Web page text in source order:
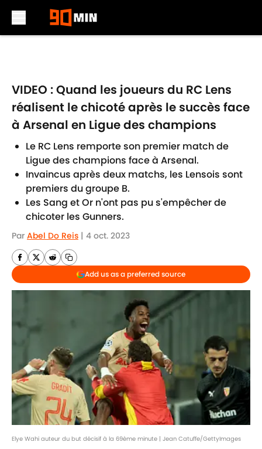
VIDEO : Quand les joueurs du RC Lens
réalisent le chicoté après le succès face
à Arsenal en Ligue des champions
Le RC Lens remporte son premier match de
Ligue des champions face à Arsenal.
Invaincus après deux matchs, les Lensois sont
premiers du groupe B.
Les Sang et Or n'ont pas pu s'empêcher de
chicoter les Gunners.
Par Abel Do Reis | 4 oct. 2023
Add us as a preferred source
Elye Wahi auteur du but décisif à la 69ème minute | Jean Catuffe/GettyImages